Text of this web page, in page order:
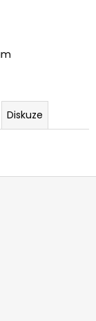
Diskuze